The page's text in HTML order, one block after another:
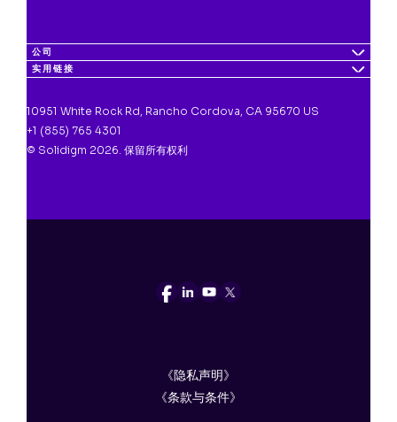
公司
实用链接
10951 White Rock Rd, Rancho Cordova, CA 95670 US
+1 (855) 765 4301
© Solidigm 2026. 保留所有权利
《隐私声明》
《条款与条件》